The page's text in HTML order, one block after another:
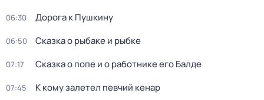
06:30 Дорога к Пушкину
06:50 Сказка о рыбаке и рыбке
07:17 Сказка о попе и о работнике его Балде
07:45 К кому залетел певчий кенар